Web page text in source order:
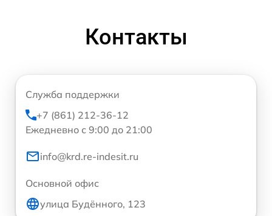
Контакты
Служба поддержки
+7 (861) 212-36-12
Ежедневно с 9:00 до 21:00
info@krd.re-indesit.ru
Основной офис
улица Будённого, 123